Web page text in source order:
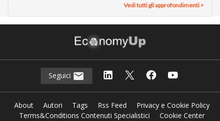
Vedi tutti gli approfondimenti >
Seguici
About Autori Tags Rss Feed
Privacy e Cookie Policy
Terms&Conditions Contenuti Specialistici
Cookie Center